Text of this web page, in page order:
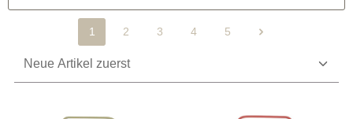
Seite
1
Seite
2
Seite
3
Seite
4
Seite
5